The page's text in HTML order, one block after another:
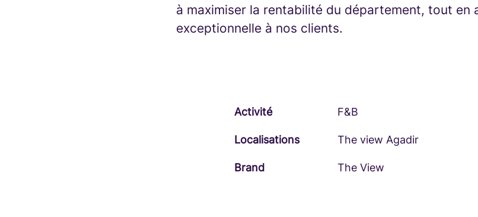
à maximiser la rentabilité du département, tout en
exceptionnelle à nos clients.
Activité F&B
Localisations The view Agadir
Brand The View